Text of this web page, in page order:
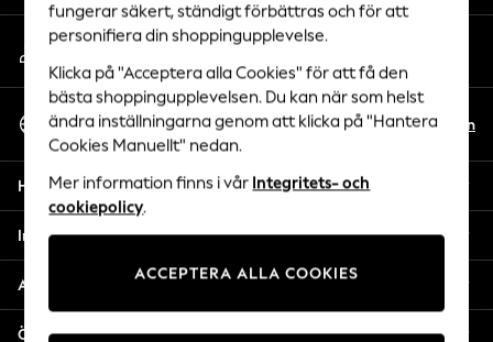
GIRLS
New In
50 - 92cm
98 - 110cm
116 - 134cm
140 - 174cm
Trending: Top & Short Sets
Trending: Clogs
All Clothing
Coats & Jackets
Sweatshirts & Hoodies
Mitt konto
Logga in på ditt konto
Välj Språk
Svenska
Sv En
Hjälp
Integritet & Juridik
Avdelningar
Övriga tjänster
fungerar säkert, ständigt förbättras och för att
personifiera din shoppingupplevelse.
Klicka på "Acceptera alla Cookies" för att få den
bästa shoppingupplevelsen. Du kan när som helst
ändra inställningarna genom att klicka på "Hantera
Cookies Manuellt" nedan.
Mer information finns i vår Integritets- och
cookiepolicy.
ACCEPTERA ALLA COOKIES